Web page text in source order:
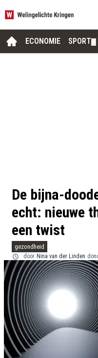
ECONOMIE SPORT
De bijna-
echt: nieuwe
een twist
gezondheid
door Nina van der Linden